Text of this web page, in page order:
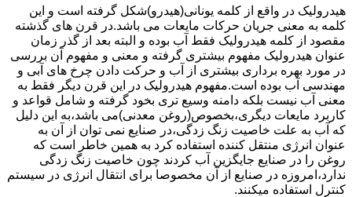
هیدرولیک در واقع از کلمه یونانی(هیدرو)شکل گرفته است و این
کلمه به معنی جریان حرکات مایعات می باشد.در قرن های گذشته
مقصود از کلمه هیدرولیک فقط آب بوده و البته بعد از گذر زمان
عنوان هیدرولیک مفهوم بیشتری گرفته و معنی و مفهوم آن بررسی
در مورد بهره برداری بیشتری از آب و حرکت دادن چرخ های آبی و
مهندسی آب بوده است.مفهوم هیدرولیک در این قرن دیگر فقط به
معنی آب نیست بلکه دامنه وسیع تری بخود گرفته و شامل قواعد و
کاربرد مایعات دیگری،بخصوص(روغن معدنی)می باشد،به این دلیل
که آب به علت خاصیت زنگ زدگی،در صنایع نمی توان از آن به
عنوان انرژی منتقل کننده استفاده کرد به همین خاطر است که
روغن را در صنایع جایگزین آب کردند چون خاصیت زنگ زدگی
ندارد،امروزه در صنایع از آن مخصوصا برای انتقال انرژی در سیستم
کنترل استفاده میکنند.